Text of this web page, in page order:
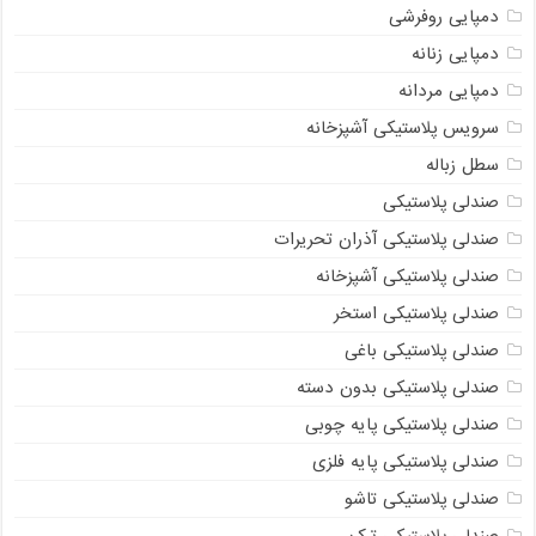
دمپایی روفرشی
دمپایی زنانه
دمپایی مردانه
سرویس پلاستیکی آشپزخانه
سطل زباله
صندلی پلاستیکی
صندلی پلاستیکی آذران تحریرات
صندلی پلاستیکی آشپزخانه
صندلی پلاستیکی استخر
صندلی پلاستیکی باغی
صندلی پلاستیکی بدون دسته
صندلی پلاستیکی پایه چوبی
صندلی پلاستیکی پایه فلزی
صندلی پلاستیکی تاشو